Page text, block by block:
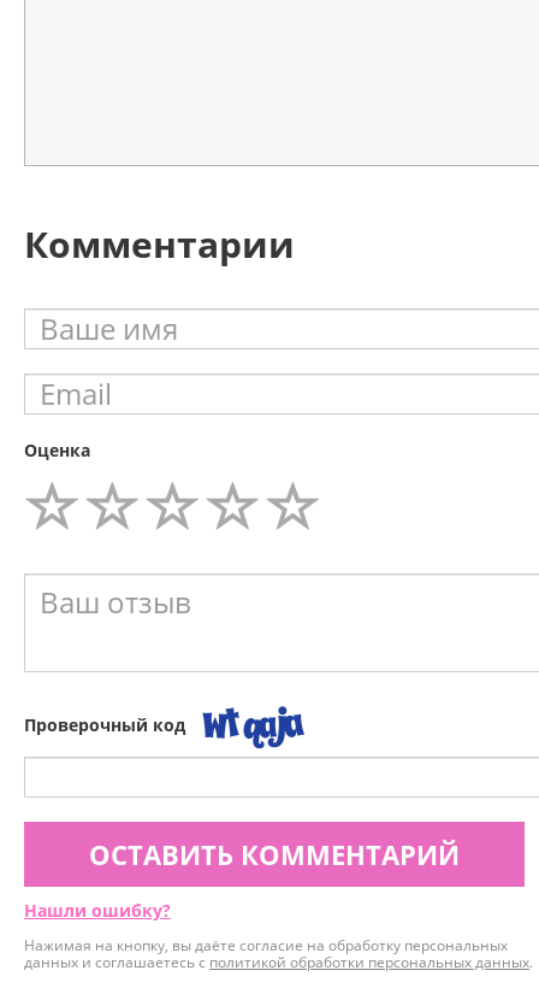
Комментарии
Оценка
Проверочный код
ОСТАВИТЬ КОММЕНТАРИЙ
Нашли ошибку?
Нажимая на кнопку, вы даёте согласие на обработку персональных
данных и соглашаетесь с политикой обработки персональных данных.